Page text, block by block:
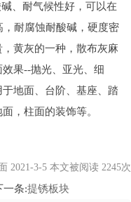
、耐气候性好，可以在
耐腐蚀耐酸碱，硬度密
黄灰的一种，散布灰麻
果--抛光、亚光、细
地面、台阶、基座、踏
，柱面的装饰等。
2021-3-5 本文被阅读 2245次
一条:提锈板块